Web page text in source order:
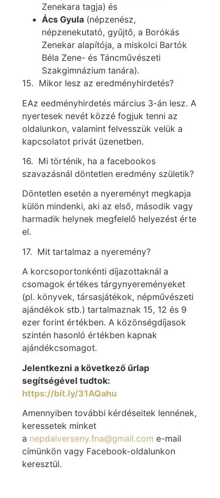
Zenekara tagja) és
Ács Gyula (népzenész,
népzenekutató, gyűjtő, a Borókás
Zenekar alapítója, a miskolci Bartók
Béla Zene- és Táncművészeti
Szakgimnázium tanára).
15. Mikor lesz az eredményhirdetés?
EAz eedményhirdetés március 3-án lesz. A
nyertesek nevét közzé fogjuk tenni az
oldalunkon, valamint felvesszük velük a
kapcsolatot privát üzenetben.
16. Mi történik, ha a facebookos
szavazásnál döntetlen eredmény születik?
Döntetlen esetén a nyereményt megkapja
külön mindenki, aki az első, második vagy
harmadik helynek megfelelő helyezést érte
el.
17. Mit tartalmaz a nyeremény?
A korcsoportonkénti díjazottaknál a
csomagok értékes tárgynyereményeket
(pl. könyvek, társasjátékok, népművészeti
ajándékok stb.) tartalmaznak 15, 12 és 9
ezer forint értékben. A közönségdíjasok
szintén hasonló értékben kapnak
ajándékcsomagot.
Jelentkezni a következő űrlap
segítségével tudtok:
https://bit.ly/31AQahu
Amennyiben további kérdéseitek lennének,
keressetek minket
a nepdalverseny.fna@gmail.com e-mail
címünkön vagy Facebook-oldalunkon
keresztül.